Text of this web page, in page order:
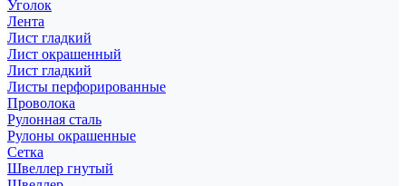
Уголок
Лента
Лист гладкий
Лист окрашенный
Лист гладкий
Листы перфорированные
Проволока
Рулонная сталь
Рулоны окрашенные
Сетка
Швеллер гнутый